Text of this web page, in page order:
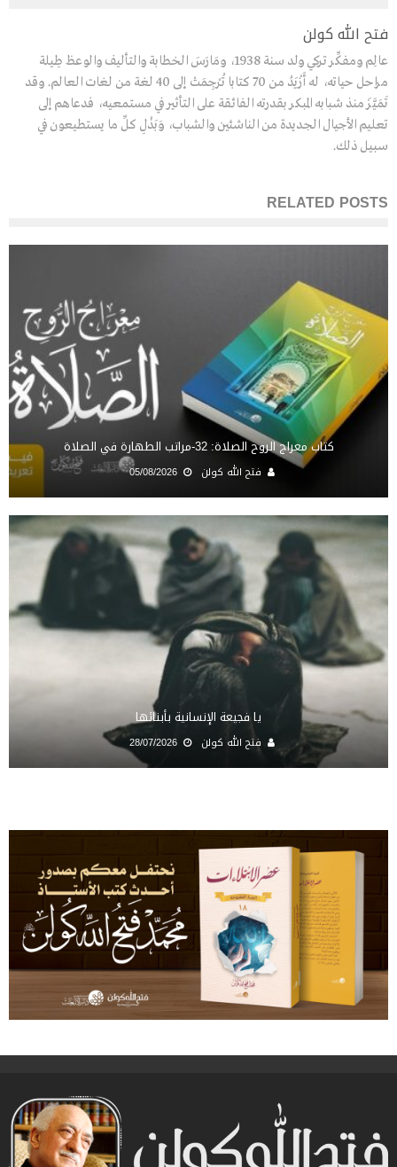
فتح الله كولن
عالِم ومفكِّر تركي ولد سنة 1938، ومَارَسَ الخطابة والتأليف والوعظ طِيلة
مراحل حياته، له أَزْيَدُ من 70 كتابا تُرْجِمَتْ إلى 40 لغة من لغات العالم. وقد
تَمَيَّزَ منذ شبابه المبكر بقدرته الفائقة على التأثير في مستمعيه، فدعاهم إلى
تعليم الأجيال الجديدة من الناشئين والشباب، وَبَذْلِ كلِّ ما يستطيعون في
سبيل ذلك.
RELATED POSTS
كتاب معراج الروح الصلاة: 32-مراتب الطهارة في الصلاة
فتح الله كولن 05/08/2026
يا فجيعة الإنسانية بأبنائها
فتح الله كولن 28/07/2026